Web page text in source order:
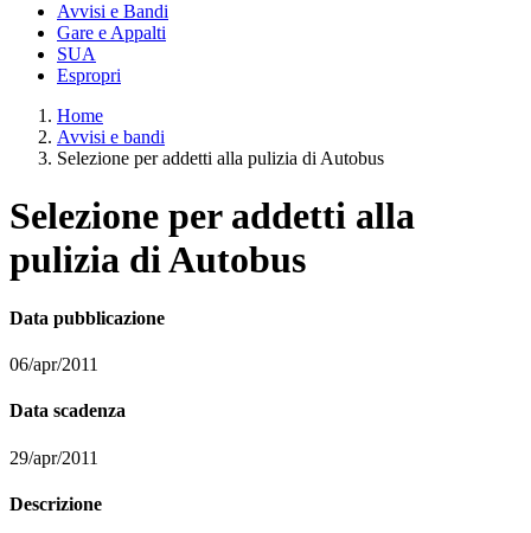
Avvisi e Bandi
Gare e Appalti
SUA
Espropri
Home
Avvisi e bandi
Selezione per addetti alla pulizia di Autobus
Selezione per addetti alla
pulizia di Autobus
Data pubblicazione
06/apr/2011
Data scadenza
29/apr/2011
Descrizione